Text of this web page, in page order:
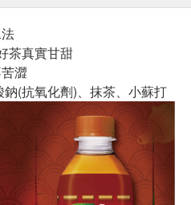
茶真實甘甜
澀
(抗氧化劑)、抹茶、小蘇打